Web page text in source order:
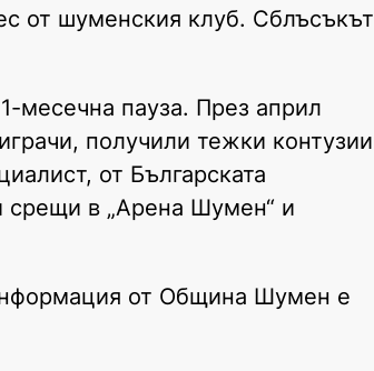
от шуменския клуб. Сблъсъкът
месечна пауза. През април
получили тежки контузии
от Българската
срещи в „Арена Шумен“ и
от Община Шумен е